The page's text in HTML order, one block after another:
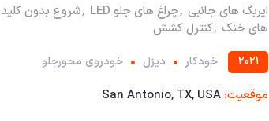
ایربگ های جانبی ,چراغ های جلو LED ,شروع بدون کلید
های خنک ,کنترل کشش
2021 خودکار دیزل خودروی محورجلو
موقعیت: San Antonio, TX, USA